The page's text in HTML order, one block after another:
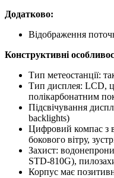
Додатково:
Відображення
Конструктивні
Тип метеостанції:
Тип дисплея: LCD,
полікарбонатним
Підсвічування
backlights)
Цифровий компас з
бокового вітру,
Захист:
STD-810G),
Корпус має